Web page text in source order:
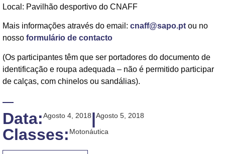
Local: Pavilhão desportivo do CNAFF
Mais informações através do email: cnaff@sapo.pt ou no
nosso formulário de contacto
(Os participantes têm que ser portadores do documento de
identificação e roupa adequada – não é permitido participar
de calças, com chinelos ou sandálias).
Data:Agosto 4, 2018|Agosto 5, 2018
Classes: Motonáutica